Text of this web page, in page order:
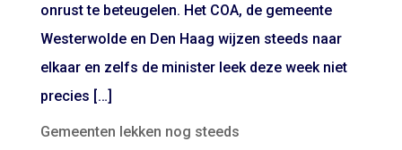
onrust te beteugelen. Het COA, de gemeente
Westerwolde en Den Haag wijzen steeds naar
elkaar en zelfs de minister leek deze week niet
precies […]
Gemeenten lekken nog steeds